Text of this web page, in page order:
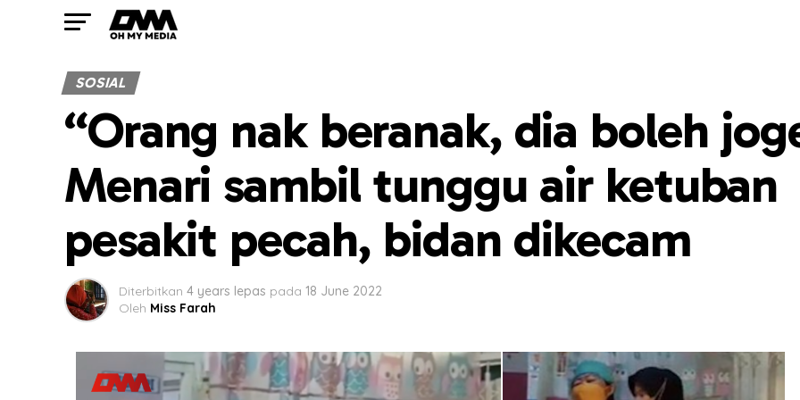
SOSIAL
“Orang nak beranak, dia boleh
Menari sambil tunggu air ketuban
pesakit pecah, bidan dikecam
Diterbitkan 4 years lepas pada 18 June 2022
Oleh Miss Farah